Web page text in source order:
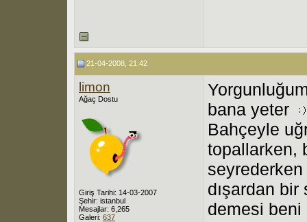
21-04-2008, 21:42
limon
Ağaç Dostu
Giriş Tarihi: 14-03-2007
Şehir: istanbul
Mesajlar: 6,265
Galeri: 637
bana yeter
Bahçeyle
topallarken,
dışardan
demesi